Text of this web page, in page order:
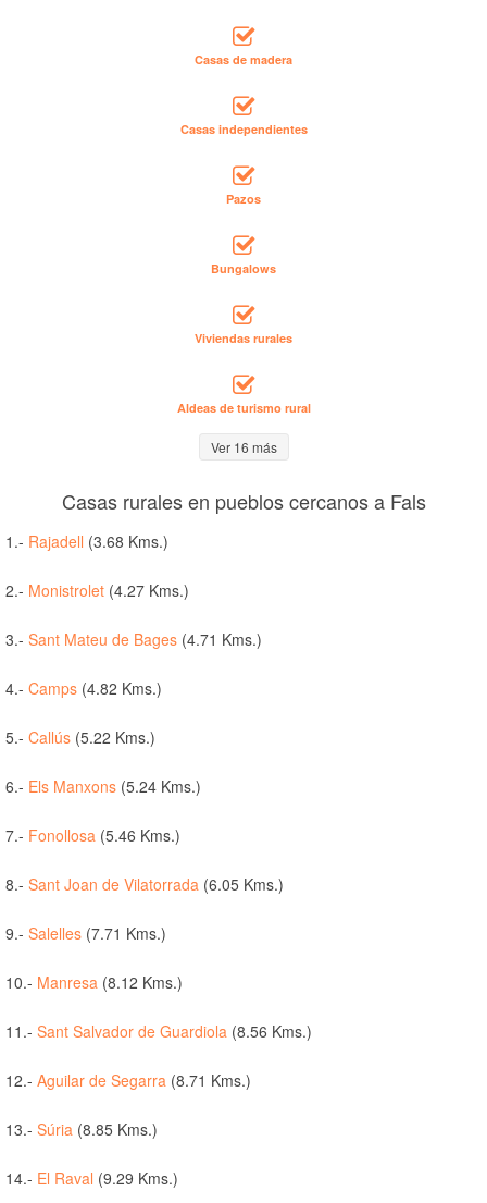
Casas de madera
Casas independientes
Pazos
Bungalows
Viviendas rurales
Aldeas de turismo rural
Ver 16 más
Casas rurales en pueblos cercanos a Fals
1.- Rajadell (3.68 Kms.)
2.- Monistrolet (4.27 Kms.)
3.- Sant Mateu de Bages (4.71 Kms.)
4.- Camps (4.82 Kms.)
5.- Callús (5.22 Kms.)
6.- Els Manxons (5.24 Kms.)
7.- Fonollosa (5.46 Kms.)
8.- Sant Joan de Vilatorrada (6.05 Kms.)
9.- Salelles (7.71 Kms.)
10.- Manresa (8.12 Kms.)
11.- Sant Salvador de Guardiola (8.56 Kms.)
12.- Aguilar de Segarra (8.71 Kms.)
13.- Súria (8.85 Kms.)
14.- El Raval (9.29 Kms.)